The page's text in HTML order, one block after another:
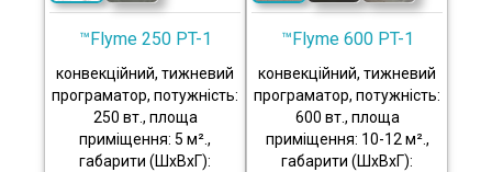
™Flyme 250 PT-1
конвекційний, тижневий
програматор, потужність:
250 вт., площа
приміщення: 5 м².,
габарити (ШхВхГ):
™Flyme 600 PT-1
конвекційний, тижневий
програматор, потужність:
600 вт., площа
приміщення: 10-12 м².,
габарити (ШхВхГ):